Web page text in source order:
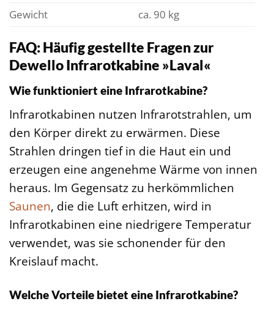
Gewicht
ca. 90 kg
FAQ: Häufig gestellte Fragen zur
Dewello Infrarotkabine »Laval«
Wie funktioniert eine Infrarotkabine?
Infrarotkabinen nutzen Infrarotstrahlen, um
den Körper direkt zu erwärmen. Diese
Strahlen dringen tief in die Haut ein und
erzeugen eine angenehme Wärme von innen
heraus. Im Gegensatz zu herkömmlichen
Saunen, die die Luft erhitzen, wird in
Infrarotkabinen eine niedrigere Temperatur
verwendet, was sie schonender für den
Kreislauf macht.
Welche Vorteile bietet eine Infrarotkabine?